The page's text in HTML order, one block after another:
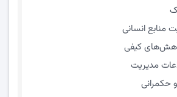
منابع انسانی
کیفی
مدیریت
حکمرانی